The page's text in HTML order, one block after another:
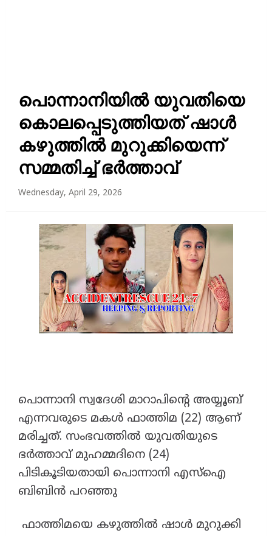
പൊന്നാനിയിൽ യുവതിയെ
കൊലപ്പെടുത്തിയത് ഷാൾ
കഴുത്തിൽ മുറുക്കിയെന്ന്
സമ്മതിച്ച് ഭർത്താവ്
Wednesday, April 29, 2026
പൊന്നാനി സ്വദേശി മാറാപിന്റെ അയ്യൂബ്
എന്നവരുടെ മകൾ ഫാത്തിമ (22) ആണ്
മരിച്ചത്. സംഭവത്തിൽ യുവതിയുടെ
ഭർത്താവ് മുഹമ്മദിനെ (24)
പിടികൂടിയതായി പൊന്നാനി എസ്ഐ
ബിബിൻ പറഞ്ഞു
ഫാത്തിമയെ കഴുത്തിൽ ഷാൾ മുറുക്കി